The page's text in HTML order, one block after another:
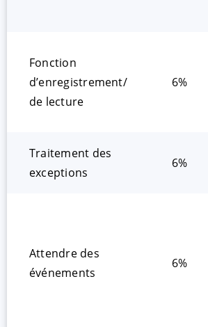
Fonction
d’enregistrement/
de lecture
6%
Traitement des
exceptions
6%
Attendre des
événements
6%